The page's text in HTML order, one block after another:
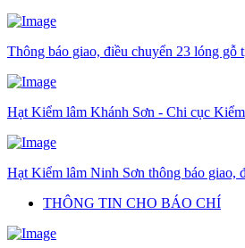
Thông báo giao, điều chuyển 23 lóng gỗ
Hạt Kiểm lâm Khánh Sơn - Chi cục
Hạt Kiểm lâm Ninh Sơn thông báo giao,
THÔNG TIN CHO BÁO CHÍ